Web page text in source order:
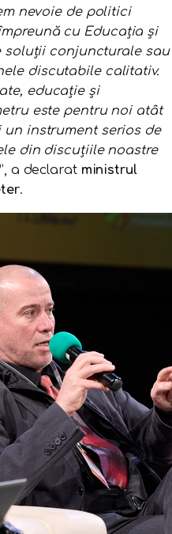
nevoie de politici
cu Educația și
soluții conjuncturale sau
discutabile calitativ.
educație și
este pentru noi atât
un instrument serios de
din discuțiile noastre
”, a declarat ministrul
.